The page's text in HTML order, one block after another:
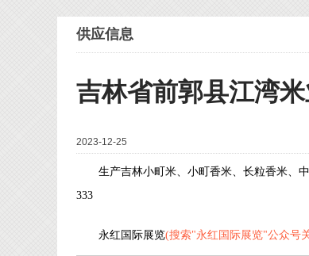
供应信息
吉林省前郭县江湾
2023-12-25
生产吉林小町米、小町香米、长粒香米、
333
永红国际展览(搜索"永红国际展览"公众号